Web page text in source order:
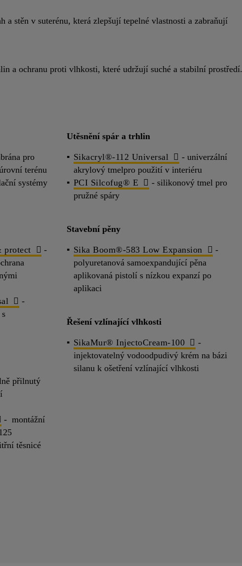
a stěn v suterénu, která zlepšují tepelné vlastnosti a zabraňují
a ochranu proti vlhkosti, které udržují suché a stabilní prostředí.
pro
terénu
systémy
protect
-
-
přilnutý
- montážní
těsnicé
Utěsnění spár a trhlin
Sikacryl®-112 Universal
- univerzální
akrylový tmelpro použití v interiéru
PCI Silcofug® E
- silikonový tmel pro
pružné spáry
Stavební pěny
Sika Boom®-583 Low Expansion
-
polyuretanová samoexpandující pěna
aplikovaná pistolí s nízkou expanzí po
aplikaci
Řešení vzlínající vlhkosti
SikaMur® InjectoCream-100
-
injektovatelný vodoodpudivý krém na bázi
silanu k ošetření vzlínající vlhkosti